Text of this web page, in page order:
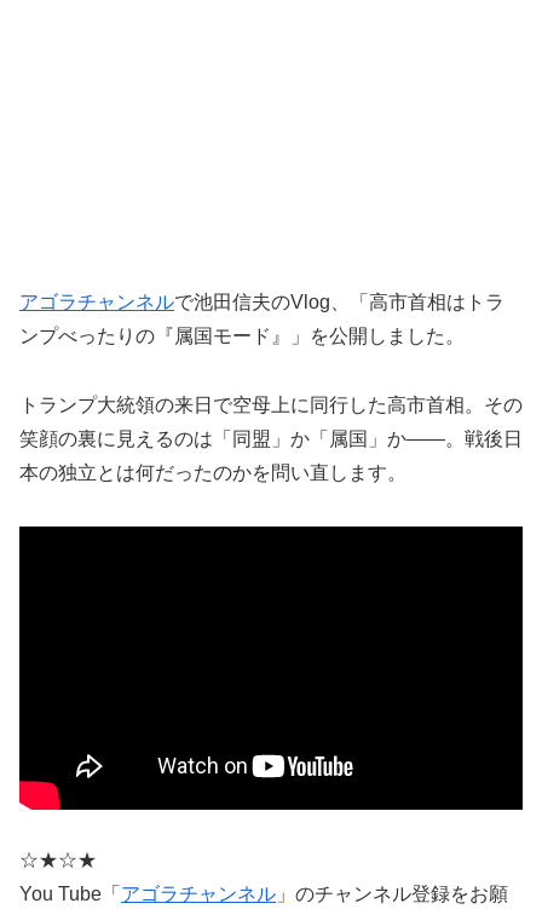
アゴラチャンネルで池田信夫のVlog、「高市首相はトラ
ンプべったりの『属国モード』」を公開しました。
トランプ大統領の来日で空母上に同行した高市首相。その
笑顔の裏に見えるのは「同盟」か「属国」か——。戦後日
本の独立とは何だったのかを問い直します。
☆★☆★
You Tube「 アゴラチャンネル 」のチャンネル登録をお願